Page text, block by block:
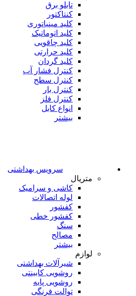
تابلو برق
کنتاکتور
کلید مینیاتوری
کلید اتوماتیک
کلید چاقویی
کلید حرارتی
کلید گردان
کنترل فشار آب
کنترل سطح
کنترل بار
کنترل فلز
انواع کابل
بیشتر
سرویس بهداشتی
متریال
کاشی و سرامیک
لوله اتصالات
کفشور
کفشور خطی
سنگ
مصالح
بیشتر
لوازم
شیرآلات بهداشتی
روشویی کابینتی
روشویی پایه
توالت فرنگی